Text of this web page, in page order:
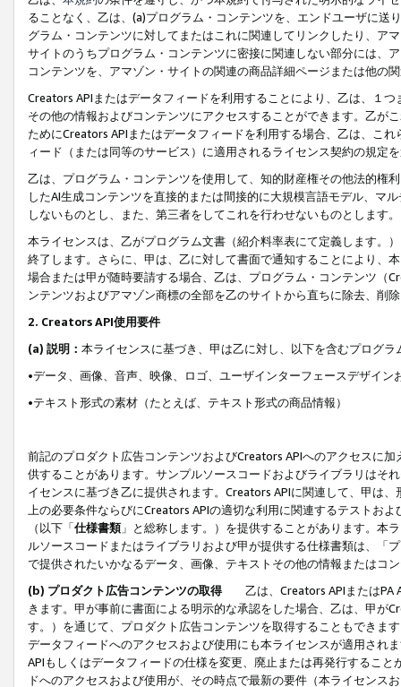
ることなく、乙は、(a)プログラム・コンテンツを、エンドユーザに
グラム・コンテンツに対してまたはこれに関連してリンクしたり、ア
サイトのうちプログラム・コンテンツに密接に関連しない部分には、
コンテンツを、アマゾン・サイトの関連の商品詳細ページまたは他の
Creators APIまたはデータフィードを利用することにより、乙は、１
その他の情報およびコンテンツにアクセスすることができます。乙が
ためにCreators APIまたはデータフィードを利用する場合、乙は、こ
ィード（または同等のサービス）に適用されるライセンス契約の規定
乙は、プログラム・コンテンツを使用して、知的財産権その他法的権
したAI生成コンテンツを直接的または間接的に大規模言語モデル、マ
しないものとし、また、第三者をしてこれを行わせないものとします。
本ライセンスは、乙がプログラム文書（紹介料率表にて定義します。
終了します。さらに、甲は、乙に対して書面で通知することにより、
場合または甲が随時要請する場合、乙は、プログラム・コンテンツ（
ンテンツおよびアマゾン商標の全部を乙のサイトから直ちに除去、削
2. Creators API使用要件
(a) 説明： 本ライセンスに基づき、甲は乙に対し、以下を含むプログ
•データ、画像、音声、映像、ロゴ、ユーザインターフェースデザイ
•テキスト形式の素材（たとえば、テキスト形式の商品情報）
前記のプロダクト広告コンテンツおよびCreators APIへのアクセスに
供することがあります。サンプルソースコードおよびライブラリはそ
イセンスに基づき乙に提供されます。Creators APIに関連して、甲は
上の必要条件ならびにCreators APIの適切な利用に関連するテストお
（以下「仕様書類」と総称します。）を提供することがあります。本
ルソースコードまたはライブラリおよび甲が提供する仕様書類は、「
で提供されたいかなるデータ、画像、テキストその他の情報またはコ
(b) プロダクト広告コンテンツの取得
乙は、Creators APIまたはPA
きます。甲が事前に書面による明示的な承認をした場合、乙は、甲が
す。）を通じて、プロダクト広告コンテンツを取得することもできま
データフィードへのアクセスおよび使用にも本ライセンスが適用され
APIもしくはデータフィードの仕様を変更、廃止または再発行するこ
ドへのアクセスおよび使用が、その時点で最新の要件（本ライセン